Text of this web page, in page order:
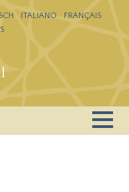
ITALIANO
FRANÇAIS